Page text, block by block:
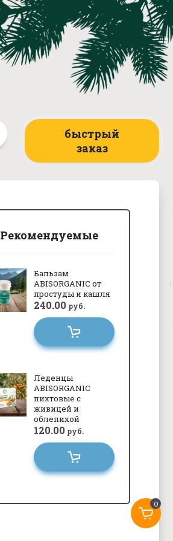
быстрый
заказ
Рекомендуемые
Бальзам
ABISORGANIC от
простуды и кашля
240.00 руб.
Леденцы
ABISORGANIC
пихтовые с
живицей и
облепихой
120.00 руб.
0